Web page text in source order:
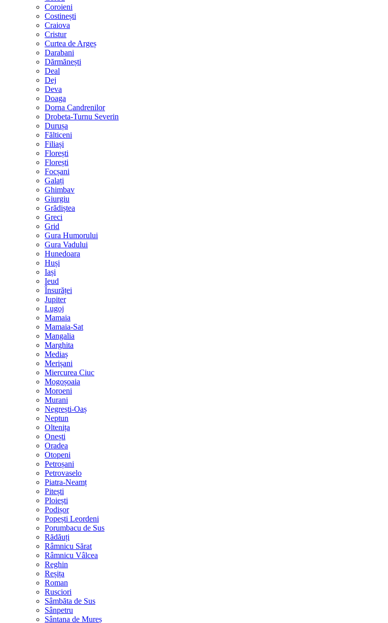
Coroieni
Costinești
Craiova
Cristur
Curtea de Argeș
Darabani
Dărmănești
Deal
Dej
Deva
Doaga
Dorna Candrenilor
Drobeta-Turnu Severin
Durușa
Fălticeni
Filiași
Florești
Florești
Focșani
Galați
Ghimbav
Giurgiu
Grădiștea
Greci
Grid
Gura Humorului
Gura Vadului
Hunedoara
Huși
Iași
Ieud
Însurăței
Jupiter
Lugoj
Mamaia
Mamaia-Sat
Mangalia
Marghita
Mediaș
Merișani
Miercurea Ciuc
Mogoșoaia
Moroeni
Murani
Negrești-Oaș
Neptun
Oltenița
Onești
Oradea
Otopeni
Petroșani
Petrovaselo
Piatra-Neamț
Pitești
Ploiești
Podișor
Popești Leordeni
Porumbacu de Sus
Rădăuți
Râmnicu Sărat
Râmnicu Vâlcea
Reghin
Reșița
Roman
Rusciori
Sâmbăta de Sus
Sânpetru
Sântana de Mureș